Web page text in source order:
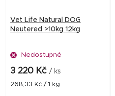
Vet Life Natural DOG
Neutered >10kg 12kg
Nedostupné
3 220 Kč / ks
Měrná
268,33 Kč / 1 kg